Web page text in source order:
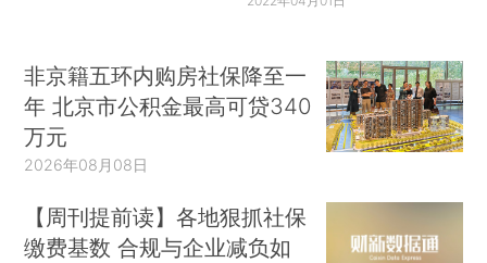
非京籍五环内购房社保降至一
年 北京市公积金最高可贷340
万元
2026年08月08日
【周刊提前读】各地狠抓社保
缴费基数 合规与企业减负如